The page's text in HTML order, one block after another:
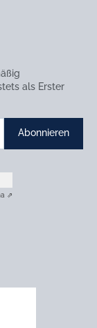
als Erster
Abonnieren
⇗